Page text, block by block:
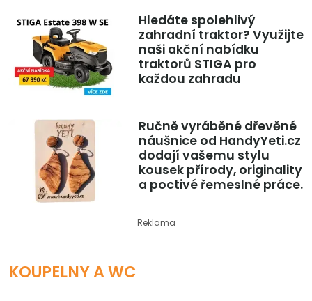
Hledáte spolehlivý
zahradní traktor? Využijte
naši akční nabídku
traktorů STIGA pro
každou zahradu
Ručně vyráběné dřevěné
náušnice od HandyYeti.cz
dodají vašemu stylu
kousek přírody, originality
a poctivé řemeslné práce.
Reklama
KOUPELNY A WC